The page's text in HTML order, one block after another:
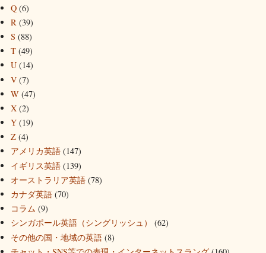
Q (6)
R (39)
S (88)
T (49)
U (14)
V (7)
W (47)
X (2)
Y (19)
Z (4)
アメリカ英語 (147)
イギリス英語 (139)
オーストラリア英語 (78)
カナダ英語 (70)
コラム (9)
シンガポール英語（シングリッシュ）
(62)
その他の国・地域の英語 (8)